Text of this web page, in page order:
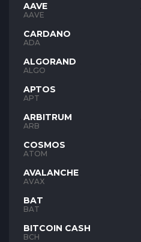
AAVE
AAVE
CARDANO
ADA
ALGORAND
ALGO
APTOS
APT
ARBITRUM
ARB
COSMOS
ATOM
AVALANCHE
AVAX
BAT
BAT
BITCOIN CASH
BCH